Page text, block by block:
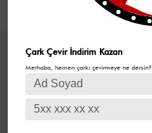
Çark Çevir İndirim Kazan
Merhaba, hemen çarkı çevirmeye ne dersin?